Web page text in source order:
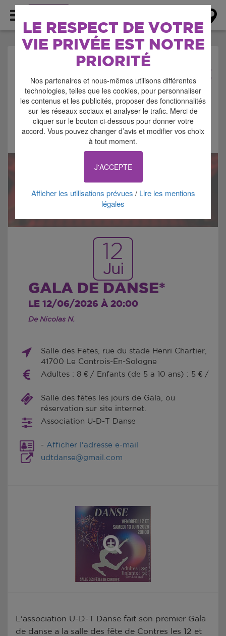
LE RESPECT DE VOTRE
VIE PRIVÉE EST NOTRE
PRIORITÉ
Nos partenaires et nous-mêmes utilisons différentes
technologies, telles que les cookies, pour personnaliser
les contenus et les publicités, proposer des fonctionnalités
sur les réseaux sociaux et analyser le trafic. Merci de
cliquer sur le bouton ci-dessous pour donner votre
accord. Vous pouvez changer d’avis et modifier vos choix
à tout moment.
J'ACCEPTE
Afficher les utilisations prévues / Lire les mentions
légales
AGENDA > SPECTACLE
Signaler cette annonce
12
Jui
GALA DE DANSE*
LE 12/06/2026 À 20:00
De Nicolas N.
Salle des Fetes, rue du stade Henri Chartier,
41700 Le Controis-En-Sologne
Adultes : 8 € / Enfants (de 5 a 10 ans) : 5 € /
Salle des fêtes les jours de Gala, ou
réservation sur site internet.
Association U-D-T Danse
- Afficher l'adresse e-mail
udtdanse@gmail.com
L'association U-D-T Danse fait son premier Gala
de danse a la salle des fête de Contres les 12 et